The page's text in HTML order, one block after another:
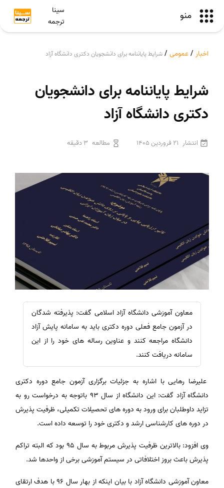
منو
سینا
ترجمه
اخبار /عمومی / شرایط پایاننامه برای دانشجویان دکتری دانشگاه آزاد
شرایط پایاننامه برای دانشجویان
دکتری دانشگاه آزاد
انتشار 21 فروردین 1405 مطالعه 3 دقیقه
معاون آموزشی دانشگاه آزاد اسلامی گفت: پذیرفته شدگان
در آزمون جامع فعلی دوره دکتری باید به سامانه پایش آزاد
دانشگاه مراجعه کنند و عناوین رساله های خود را از این
سامانه دریافت کنند.
علیرضا رهایی با اشاره به جزئیات برگزاری آزمون جامع دوره دکتری
دانشگاه آزاد گفت: این دانشگاه از سال ۹۳ باتوجه به درخواست رو به
تزاید داوطلبان برای ورود به دوره های تحصیلات تکمیلی، ظرفیت پذیرش
در دوره های کارشناسی ارشد و دکتری خود را توسعه داده است.
وی افزود: بالاترین ظرفیت پذیرش مربوط به سال ۹۵ بود که البته تراکم
پذیرش باعث بروز اختلافاتی در سیستم آموزشی برخی از واحدها شد.
معاون آموزشی دانشگاه آزاد با بیان اینکه از بهار سال ۹۶ با هدف ارتقای